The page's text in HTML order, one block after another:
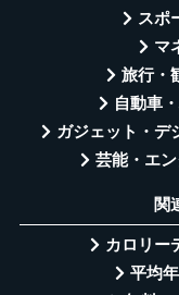
スポ
マ
旅行・
自動車
ガジェット・デ
芸能・エ
関
カロリー
平均